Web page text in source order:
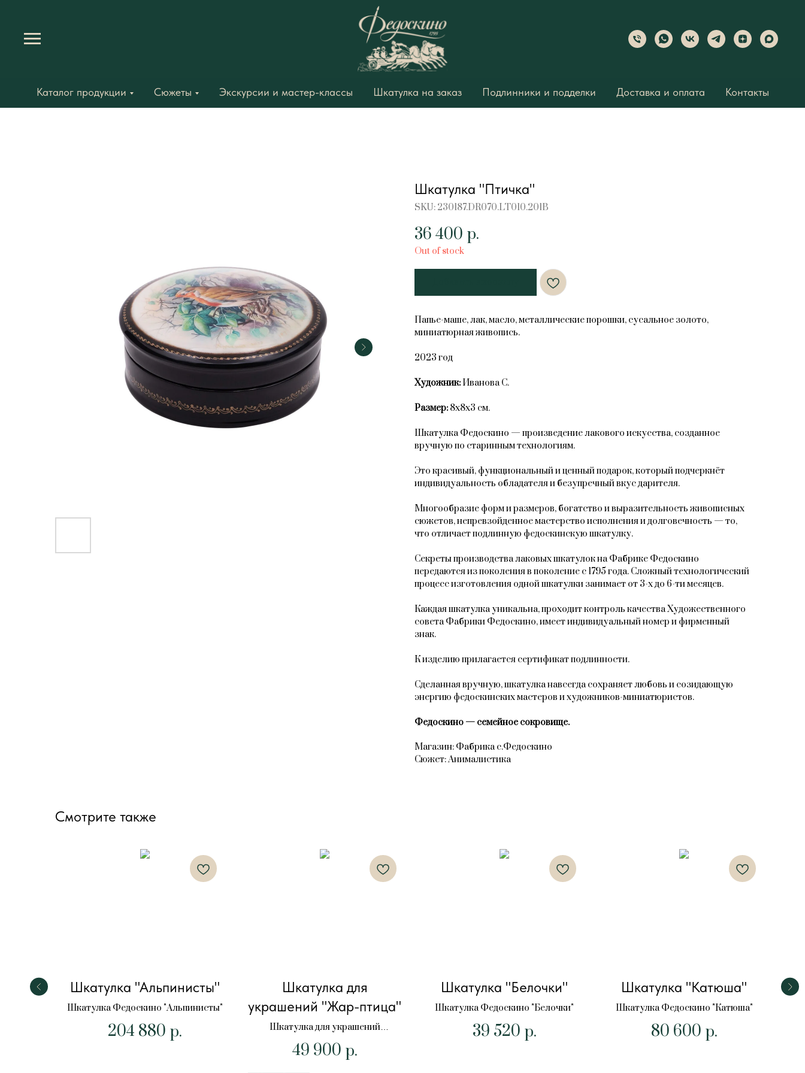
Каталог продукции Сюжеты Экскурсии и мастер-классы Шкатулка на заказ Подлинники и подделки Доставка и оплата Контакты
Шкатулка "Птичка"
SKU: 230187.DR070.LT010.201B
36 400 р.
Out of stock
Папье-маше, лак, масло, металлические порошки, сусальное золото,
миниатюрная живопись.
2023 год
Художник:Иванова С.
Размер: 8х8х3 см.
Шкатулка Федоскино — произведение лакового искусства, созданное
вручную по старинным технологиям.
Это красивый, функциональный и ценный подарок, который подчеркнёт
индивидуальность обладателя и безупречный вкус дарителя.
Многообразие форм и размеров, богатство и выразительность живописных
сюжетов, непревзойденное мастерство исполнения и долговечность — то,
что отличает подлинную федоскинскую шкатулку.
Секреты производства лаковых шкатулок на Фабрике Федоскино
передаются из поколения в поколение с 1795 года. Сложный технологический
процесс изготовления одной шкатулки занимает от 3-х до 6-ти месяцев.
Каждая шкатулка уникальна, проходит контроль качества Художественного
совета Фабрики Федоскино, имеет индивидуальный номер и фирменный
знак.
К изделию прилагается сертификат подлинности.
Сделанная вручную, шкатулка навсегда сохраняет любовь и созидающую
энергию федоскинских мастеров и художников-миниатюристов.
Федоскино — семейное сокровище.
Магазин: Фабрика с.Федоскино
Сюжет: Анималистика
Смотрите также
Шкатулка "Альпинисты"
Шкатулка Федоскино "Альпинисты"
204 880 р.
Шкатулка для
украшений "Жар-птица"
Шкатулка для украшений
Федоскино "Жар-птица"
49 900 р.
Шкатулка "Белочки"
Шкатулка Федоскино "Белочки"
39 520 р.
Шкатулка "Катюша"
Шкатулка Федоскино "Катюша"
80 600 р.